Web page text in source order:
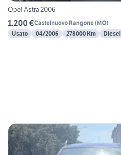
Opel Astra 2006
1.200 €Castelnuovo Rangone(MO)
Usato
04/2006 278000 Km Diesel